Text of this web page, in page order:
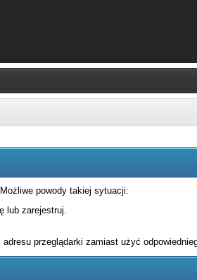
powody takiej sytuacji:
lub zarejestruj.
przeglądarki zamiast użyć